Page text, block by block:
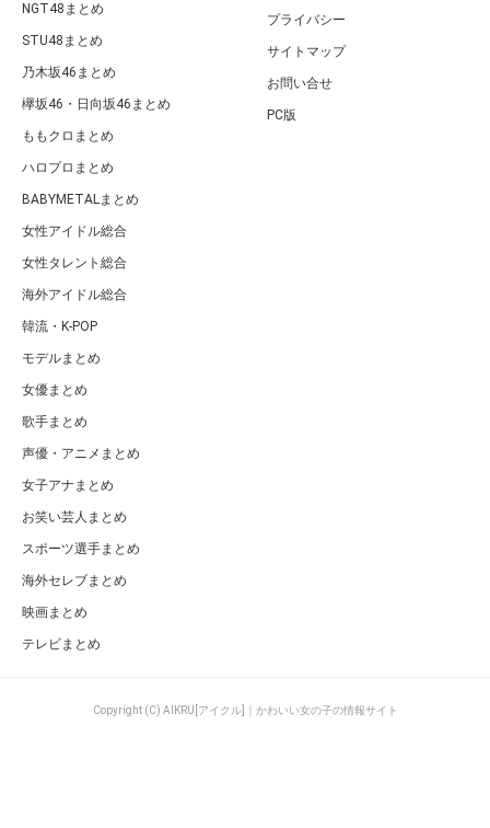
NGT48まとめ
STU48まとめ
乃木坂46まとめ
欅坂46・日向坂46まとめ
ももクロまとめ
ハロプロまとめ
BABYMETALまとめ
女性アイドル総合
女性タレント総合
海外アイドル総合
韓流・K-POP
モデルまとめ
女優まとめ
歌手まとめ
声優・アニメまとめ
女子アナまとめ
お笑い芸人まとめ
スポーツ選手まとめ
海外セレブまとめ
映画まとめ
テレビまとめ
プライバシー
サイトマップ
お問い合せ
PC版
Copyright (C) AIKRU[アイクル]｜かわいい女の子の情報サイト